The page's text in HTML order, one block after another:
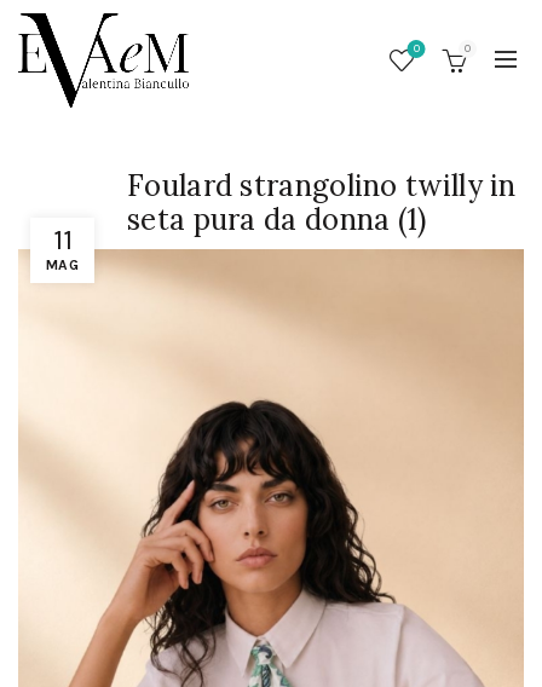
0 0
11
MAG
Foulard strangolino twilly in
seta pura da donna (1)